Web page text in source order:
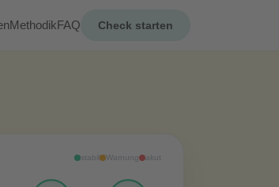
MethodikFAQ Check starten
stabil Warnung akut